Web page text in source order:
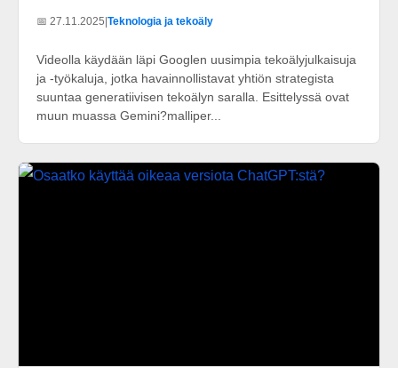
📅 27.11.2025 Teknologia ja tekoäly
Videolla käydään läpi Googlen uusimpia tekoälyjulkaisuja
ja -työkaluja, jotka havainnollistavat yhtiön strategista
suuntaa generatiivisen tekoälyn saralla. Esittelyssä ovat
muun muassa Gemini?malliper...